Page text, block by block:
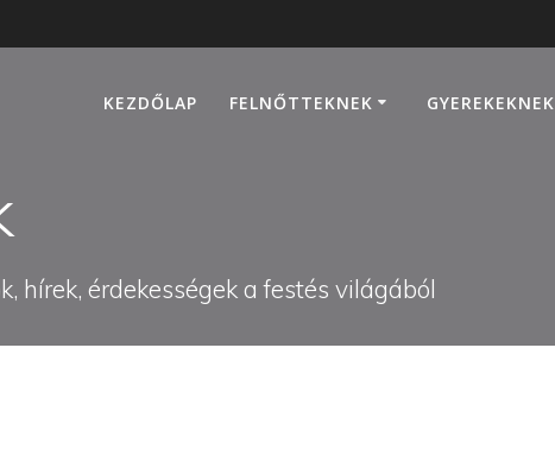
KEZDŐLAP FELNŐTTEKNEK GYEREKEKNEK
hírek, érdekességek a festés világából